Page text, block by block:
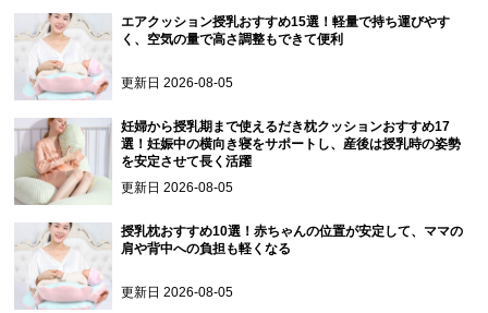
エアクッション授乳おすすめ15選！軽量で持ち運びやす
く、空気の量で高さ調整もできて便利
更新日2026-08-05
妊婦から授乳期まで使えるだき枕クッションおすすめ17
選！妊娠中の横向き寝をサポートし、産後は授乳時の姿勢
を安定させて長く活躍
更新日2026-08-05
授乳枕おすすめ10選！赤ちゃんの位置が安定して、ママの
肩や背中への負担も軽くなる
更新日2026-08-05